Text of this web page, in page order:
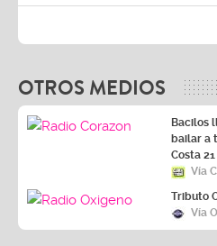
OTROS MEDIOS
Bacilos
bailar a
Costa 21
Vía
Tributo
Vía